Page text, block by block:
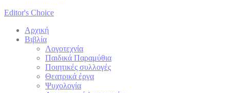
Editor's Choice
Αρχική
Βιβλία
Λογοτεχνία
Παιδικά Παραμύθια
Ποιητικές συλλογές
Θεατρικά έργα
Ψυχολογία